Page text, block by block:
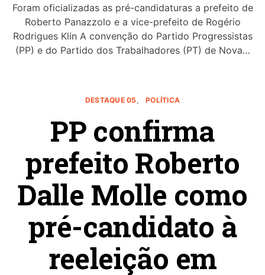
Foram oficializadas as pré-candidaturas a prefeito de
Roberto Panazzolo e a vice-prefeito de Rogério
Rodrigues Klin A convenção do Partido Progressistas
(PP) e do Partido dos Trabalhadores (PT) de Nova…
DESTAQUE 05 POLÍTICA
PP confirma
prefeito Roberto
Dalle Molle como
pré-candidato à
reeleição em